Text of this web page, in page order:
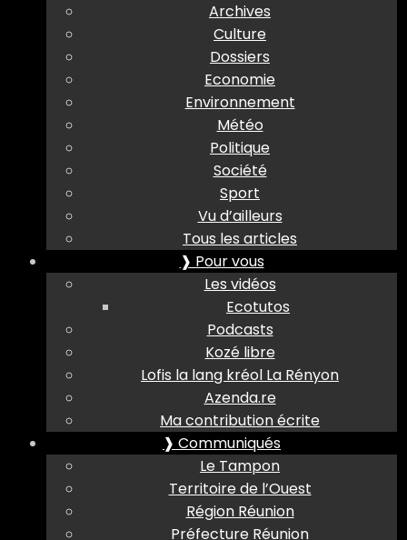
Archives
Culture
Dossiers
Economie
Environnement
Météo
Politique
Société
Sport
Vu d’ailleurs
Tous les articles
❱ Pour vous
Les vidéos
Ecotutos
Podcasts
Kozé libre
Lofis la lang kréol La Rényon
Azenda.re
Ma contribution écrite
❱ Communiqués
Le Tampon
Territoire de l’Ouest
Région Réunion
Préfecture Réunion